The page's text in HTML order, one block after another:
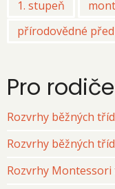
1. stupeň
přírodovědné
Pro
Rozvrhy běžných
Rozvrhy běžných
Rozvrhy Montessori